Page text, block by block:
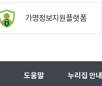
가명정보지원플랫폼
도움말 누리집 안내